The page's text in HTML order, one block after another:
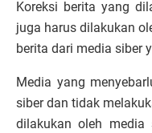
Koreksi berita yang
juga harus dilakukan
berita dari media siber
Media yang
siber dan tidak
dilakukan oleh